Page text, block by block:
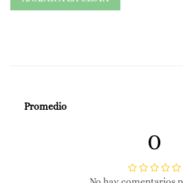
Promedio
0